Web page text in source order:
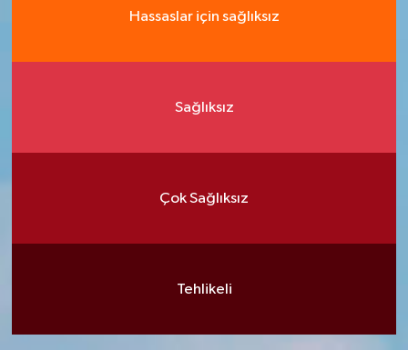
Hassaslar için sağlıksız
Sağlıksız
Çok Sağlıksız
Tehlikeli